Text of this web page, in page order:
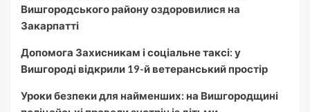
Вишгородського району оздоровилися на
Закарпатті
Допомога Захисникам і соціальне таксі: у
Вишгороді відкрили 19-й ветеранський простір
Уроки безпеки для найменших: на Вишгородщині